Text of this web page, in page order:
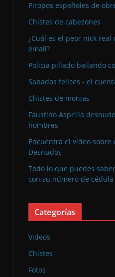
Piropos españoles de
Chistes de cabezones
¿Cuál es el peor nick
email?
Policía pillado bailando
Sabados felices - el
Chistes de monjas
Faustino Asprilla
hombres
Encuentra el video sobre
Desnudos
Todo lo que puedes
con su número de cédula
Categorías
Videos
Chistes
Fotos